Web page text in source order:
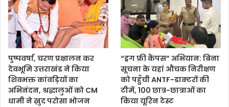
पुष्पवर्षा, चरण प्रक्षालन कर
देवभूमि उत्तराखंड ने किया
शिवभक्त कांवड़ियों का
अभिनंदन, श्रद्धालुओं को CM
धामी ने ख़ुद परोसा भोजन
“ड्रग फ्री कैंपस” अभियान: बिना
सूचना के यहां औचक निरीक्षण
को पहुँची ANTF-डाक्टरों की
टीमें, 100 छात्र-छात्राओं का
किया यूरिन टेस्ट